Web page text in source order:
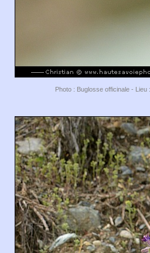
Photo : Buglosse officinale -